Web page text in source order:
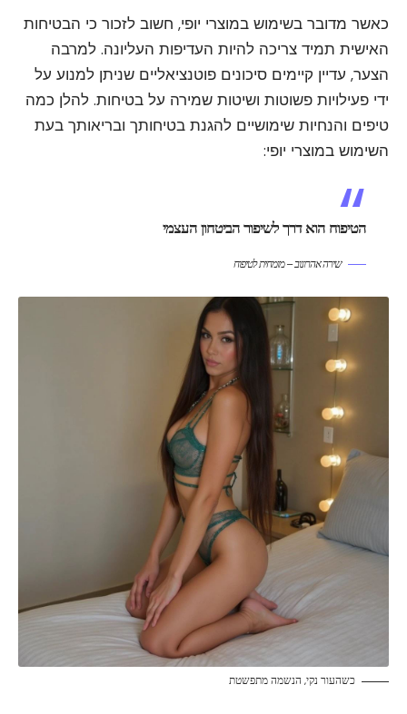
כאשר מדובר בשימוש במוצרי יופי, חשוב לזכור כי הבטיחות
האישית תמיד צריכה להיות העדיפות העליונה. למרבה
הצער, עדיין קיימים סיכונים פוטנציאליים שניתן למנוע על
ידי פעילויות פשוטות ושיטות שמירה על בטיחות. להלן כמה
טיפים והנחיות שימושיים להגנת בטיחותך ובריאותך בעת
השימוש במוצרי יופי:
הטיפוח הוא דרך לשיפור הביטחון העצמי
שירה אהרונוב – מומחית לטיפוח
כשהעור נקי, הנשמה מתפשטת